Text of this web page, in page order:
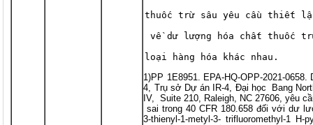
thuốc trừ sâu yêu cầu thiết
về dư lượng hóa chất thuốc
loại hàng hóa khác nhau.
1)PP 1E8951. EPA-HQ-OPP-2021-
4, Trụ sở Dự án IR-4, Đại học Bang
IV, Suite 210, Raleigh, NC 27606, yêu
sai trong 40 CFR 180.658 đối với dư
3-thienyl-1-metyl-3- trifluoromethyl-1